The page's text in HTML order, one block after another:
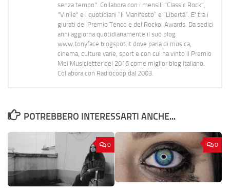
senza tempo". Collabora con i mensili “Classic Rock”,
"Vinile" e i quotidiani “Il Manifesto” e “Libertà”. E' tra i
giurati del Premio Tenco e del Rockol Awards. Da sedici
anni aggiorna quotidianamente il suo blog
www.tonyface.blogspot.it dove parla di musica,
cinema, culture varie, sport e con cui ha vinto il Premio
Mei Musicletter del 2016 come miglior blog italiano.
Collabora con Radiocoop dal 2003.
POTREBBERO INTERESSARTI ANCHE...
0 0